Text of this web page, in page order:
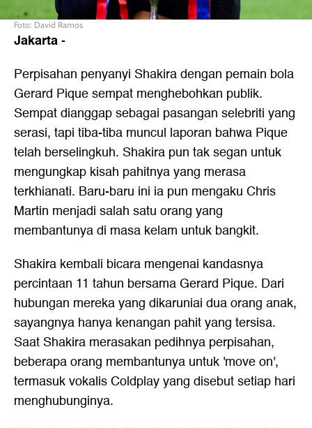
Foto: David Ramos
Jakarta-
Perpisahan penyanyi Shakira dengan pemain bola
Gerard Pique sempat menghebohkan publik.
Sempat dianggap sebagai pasangan selebriti yang
serasi, tapi tiba-tiba muncul laporan bahwa Pique
telah berselingkuh. Shakira pun tak segan untuk
mengungkap kisah pahitnya yang merasa
terkhianati. Baru-baru ini ia pun mengaku Chris
Martin menjadi salah satu orang yang
membantunya di masa kelam untuk bangkit.
Shakira kembali bicara mengenai kandasnya
percintaan 11 tahun bersama Gerard Pique. Dari
hubungan mereka yang dikaruniai dua orang anak,
sayangnya hanya kenangan pahit yang tersisa.
Saat Shakira merasakan pedihnya perpisahan,
beberapa orang membantunya untuk 'move on',
termasuk vokalis Coldplay yang disebut setiap hari
menghubunginya.